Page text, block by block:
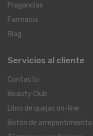
Fragancias
Farmacia
Blog
Servicios al cliente
Contacto
Beauty Club
Libro de quejas on-line
Botón de arrepentimiento